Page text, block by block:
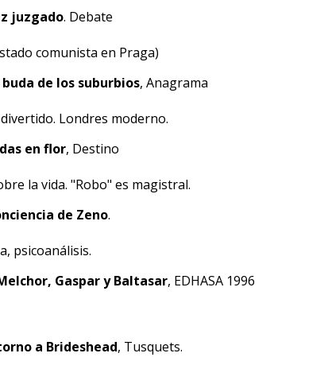
juzgado. Debate
comunista en Praga)
buda de los suburbios, Anagrama
Londres moderno.
en flor, Destino
la vida. "Robo" es magistral.
de Zeno.
psicoanálisis.
Gaspar y Baltasar, EDHASA 1996
a Brideshead, Tusquets.